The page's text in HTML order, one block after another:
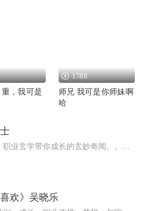
，我可是
1788
师兄 我可是你师妹啊
哈
欢》吴晓乐